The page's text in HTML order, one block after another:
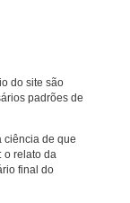
do site são
padrões de
ciência de que
o relato da
final do